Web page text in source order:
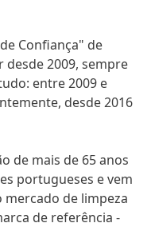
Confiança" de
2009, sempre
entre 2009 e
desde 2016
de mais de 65 anos
portugueses e vem
de limpeza
de referência -